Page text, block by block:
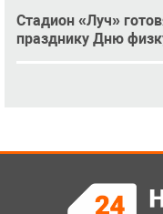
Стадион «Луч»
празднику Дню